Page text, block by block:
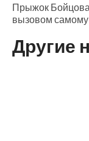
Прыжок
вызовом
Другие